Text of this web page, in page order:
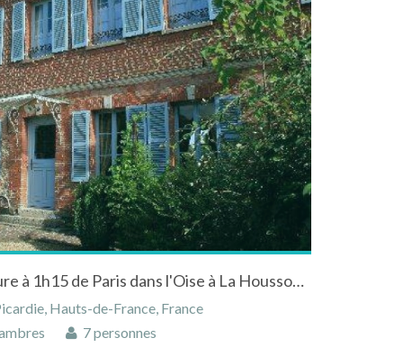
La chaise verte, belle demeure à 1h15 de Paris dans l'Oise à La Houssoye en Picardie
Hauts-de-France, France
7 personnes